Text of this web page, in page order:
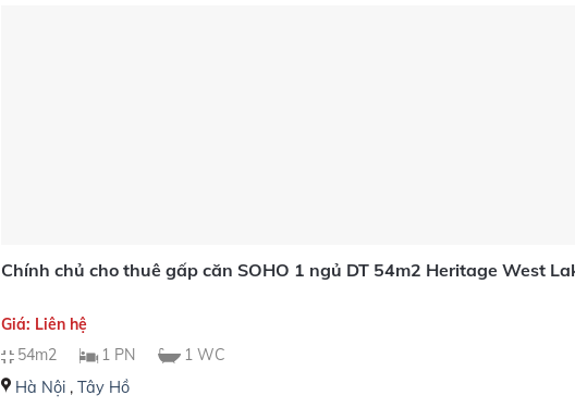
Chính chủ cho thuê gấp căn SOHO 1 ngủ DT 54m2 Heritage West
Giá: Liên hệ
54m2
1 PN
1 WC
Hà Nội ,Tây Hồ